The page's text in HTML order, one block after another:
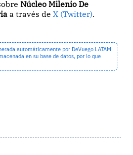
Núcleo Milenio De
a través deX (Twitter).
automáticamente por DeVuego LATAM
en su base de datos, por lo que